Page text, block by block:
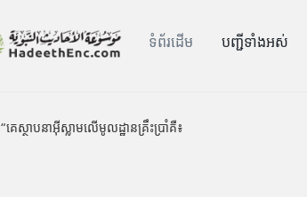
ទំព័រ​ដេីម បញ្ជីទាំងអស់
“គេស្ថាបនាអ៊ីស្លាមលើមូលដ្ឋានគ្រឹះប្រាំគឺ៖